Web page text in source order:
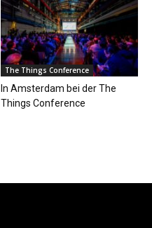
The Things Conference
In Amsterdam bei der The
Things Conference